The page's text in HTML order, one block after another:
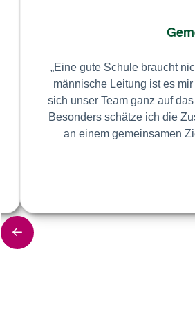
„Eine gute Schule braucht
män­nische Lei­tung ist es mir
sich unser Team ganz auf das
Be­son­ders schät­ze ich die
an einem ge­mein­sa­men